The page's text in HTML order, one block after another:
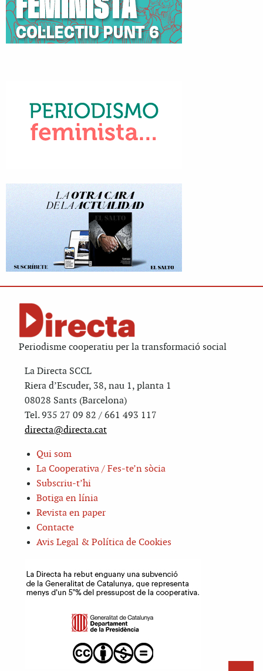
Periodisme cooperatiu per la transformació social
La Directa SCCL
Riera d’Escuder, 38, nau 1, planta 1
08028 Sants (Barcelona)
Tel. 935 27 09 82 / 661 493 117
directa@directa.cat
Qui som
La Cooperativa / Fes-te’n sòcia
Subscriu-t’hi
Botiga en línia
Revista en paper
Contacte
Avis Legal & Política de Cookies